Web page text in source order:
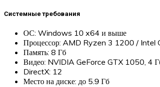
Системные требования
ОС: Windows 10 x64 и выше
Процессор: AMD Ryzen 3 1200 / Intel
Память: 8 Гб
Видео: NVIDIA GeForce GTX 1050, 4
DirectX: 12
Место на диске: до 5.9 Гб